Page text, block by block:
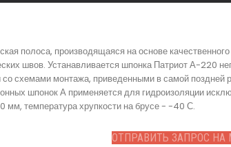
полоса, производящаяся на основе
швов. Устанавливается шпонка Патриот А-220
со схемами монтажа, приведенными в самой
шпонок А применяется для гидроизоляции
температура хрупкости на брусе - -40 С.
ОТПРАВИТЬ ЗАПРОС НА